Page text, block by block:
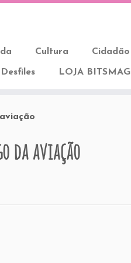
Cultura Cidadão
Desfiles LOJA BITSMAG
da aviação